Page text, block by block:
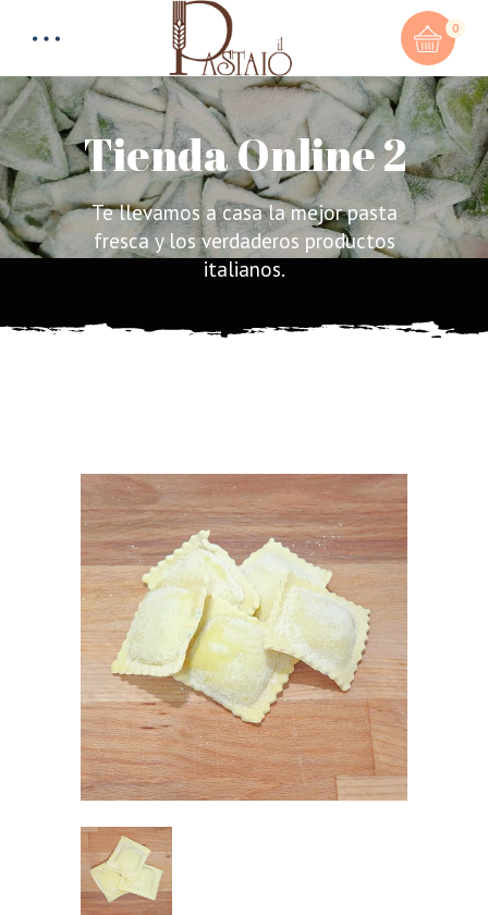
0
Total: 0,00€
Tienda Online 2
Te llevamos a casa la mejor pasta
fresca y los verdaderos productos
italianos.